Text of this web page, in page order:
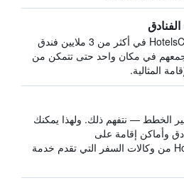
يبحث HotelsCombined في أكثر من 3 ملايين فندق
في مكان واحد حتى تتمكن من
المثالية.
الخطط — نتفهم ذلك. ولهذا يمكنك
وأماكن إقامة على
HotelsCombined من وكالات السفر التي تقدم خدمة